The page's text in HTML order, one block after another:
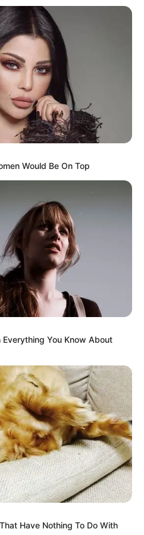
μικροσκοπικοί
Τι αποκαλύπτουν νέες
Ειδήσεις από την Ελλάδα και
στοNewstok.gr
Would Be On Top
Everything You Know About
Have Nothing To Do With